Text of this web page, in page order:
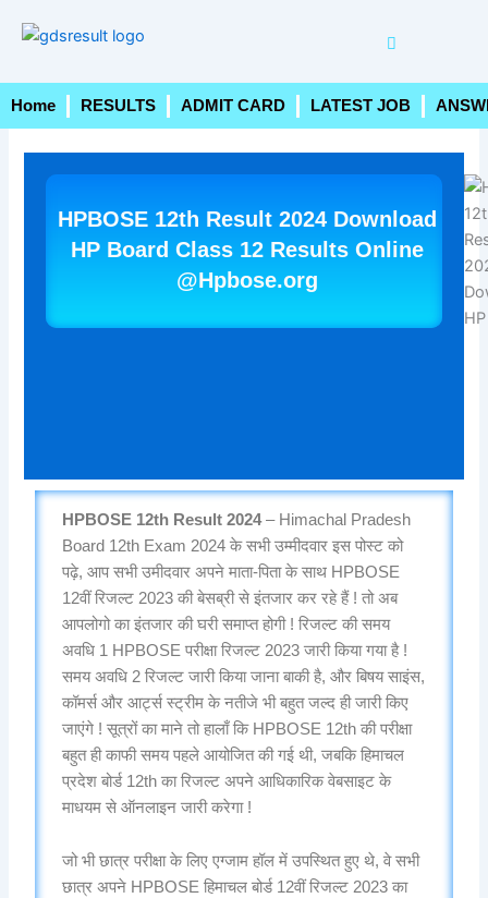
Home RESULTS ADMIT CARD LATEST JOB
HPBOSE 12th Result 2024 Download
HP Board Class 12 Results Online
@Hpbose.org
HPBOSE 12th Result 2024– Himachal Pradesh
Board 12th Exam 2024 के सभी उम्मीदवार इस पोस्ट को
पढ़े, आप सभी उमीदवार अपने माता-पिता के साथ HPBOSE
12वीं रिजल्ट 2023 की बेसब्री से इंतजार कर रहे हैं ! तो अब
आपलोगो का इंतजार की घरी समाप्त होगी ! रिजल्ट की समय
अवधि 1 HPBOSE परीक्षा रिजल्ट 2023 जारी किया गया है !
समय अवधि 2 रिजल्ट जारी किया जाना बाकी है, और बिषय साइंस,
कॉमर्स और आर्ट्स स्ट्रीम के नतीजे भी बहुत जल्द ही जारी किए
जाएंगे ! सूत्रों का माने तो हालाँ कि HPBOSE 12th की परीक्षा
बहुत ही काफी समय पहले आयोजित की गई थी, जबकि हिमाचल
प्रदेश बोर्ड 12th का रिजल्ट अपने आधिकारिक वेबसाइट के
माधयम से ऑनलाइन जारी करेगा !
जो भी छात्र परीक्षा के लिए एग्जाम हॉल में उपस्थित हुए थे, वे सभी
छात्र अपने HPBOSE हिमाचल बोर्ड 12वीं रिजल्ट 2023 का